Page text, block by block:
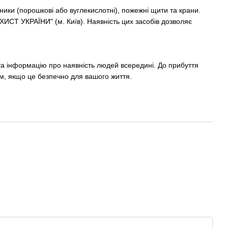
(порошкові або вуглекислотні), пожежні щити та крани.
УКРАЇНИ" (м. Київ). Наявність цих засобів дозволяє
про наявність людей всередині. До прибуття
якщо це безпечно для вашого життя.